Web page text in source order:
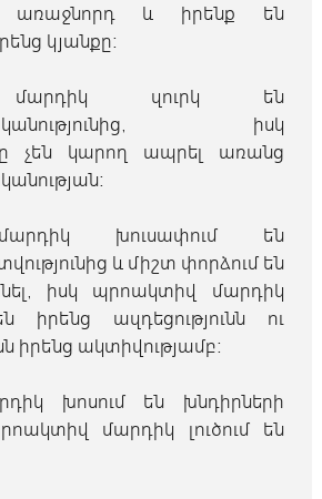
առաջնորդ և իրենք են
կյանքը։
մարդիկ զուրկ են
իսկ
չեն կարող ապրել առանց
խուսափում են
և միշտ փորձում են
իսկ պրոակտիվ մարդիկ
իրենց ազդեցությունն ու
իրենց ակտիվությամբ։
խոսում են խնդիրների
մարդիկ լուծում են